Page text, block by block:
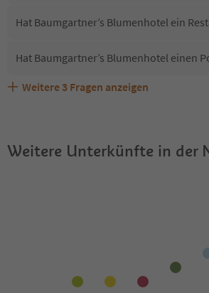
Hat Baumgartner’s Blumenhotel ein
Hat Baumgartner’s Blumenhotel einen
Sind Haustiere in der Unterkunft
Welche Services bietet Baumgartner’s
Erhalten die Gäste von Baumgartner’s
Weitere 3 Fragen anzeigen
Weitere Unterkünfte in der